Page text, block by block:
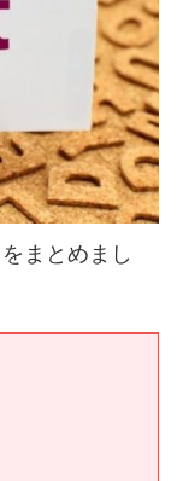
をまとめまし